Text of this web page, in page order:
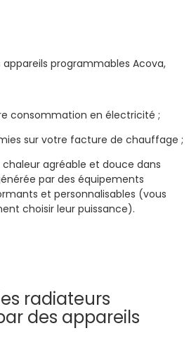
programmables Acova,
consommation en électricité ;
sur votre facture de chauffage ;
chaleur agréable et douce dans
par des équipements
et personnalisables (vous
choisir leur puissance).
radiateurs
des appareils